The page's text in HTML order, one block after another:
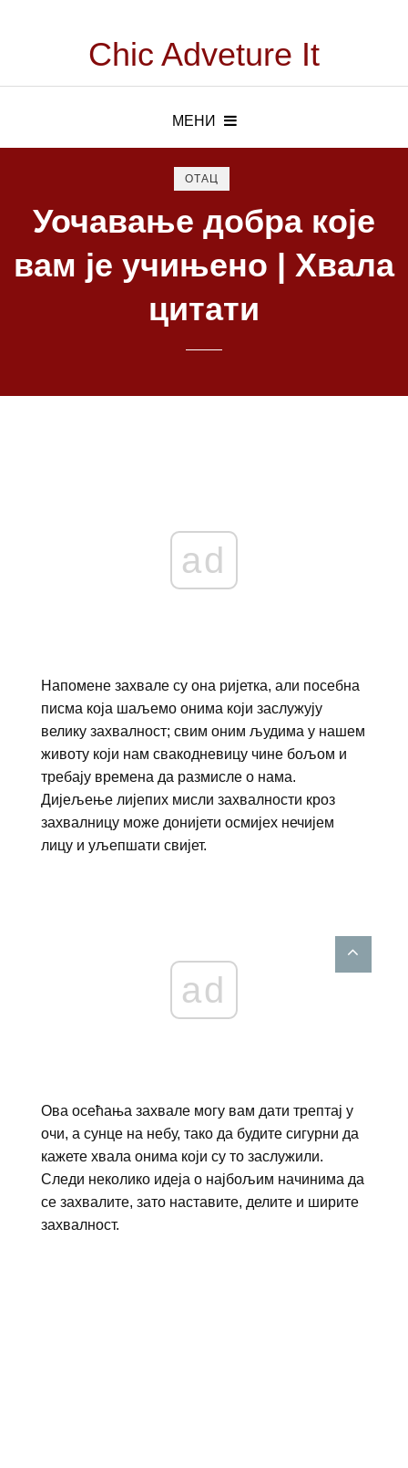
Chic Adveture It
МЕНИ
ОТАЦ
Уочавање добра које
вам је учињено | Хвала
цитати
ad
Напомене захвале су она ријетка, али посебна
писма која шаљемо онима који заслужују
велику захвалност; свим оним људима у нашем
животу који нам свакодневицу чине бољом и
требају времена да размисле о нама.
Дијељење лијепих мисли захвалности кроз
захвалницу може донијети осмијех нечијем
лицу и уљепшати свијет.
ad
Ова осећања захвале могу вам дати трептај у
очи, а сунце на небу, тако да будите сигурни да
кажете хвала онима који су то заслужили.
Следи неколико идеја о најбољим начинима да
се захвалите, зато наставите, делите и ширите
захвалност.